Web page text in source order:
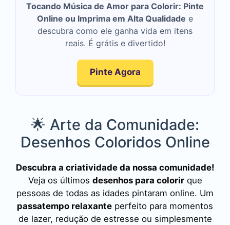
Tocando Música de Amor para Colorir: Pinte
Online ou Imprima em Alta Qualidade e
descubra como ele ganha vida em itens
reais. É grátis e divertido!
Pinte Agora
🌟 Arte da Comunidade:
Desenhos Coloridos Online
Descubra a criatividade da nossa comunidade!
Veja os últimos desenhos para colorirque
pessoas de todas as idades pintaram online. Um
passatempo relaxante perfeito para momentos
de lazer, redução de estresse ou simplesmente